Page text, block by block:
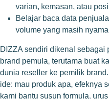
varian, kemasan, atau
Belajar baca data
volume yang masih
DIZZA sendiri dikenal sebagai
brand pemula, terutama buat
dunia reseller ke pemilik
ide: mau produk apa, efeknya
kami bantu susun formula,